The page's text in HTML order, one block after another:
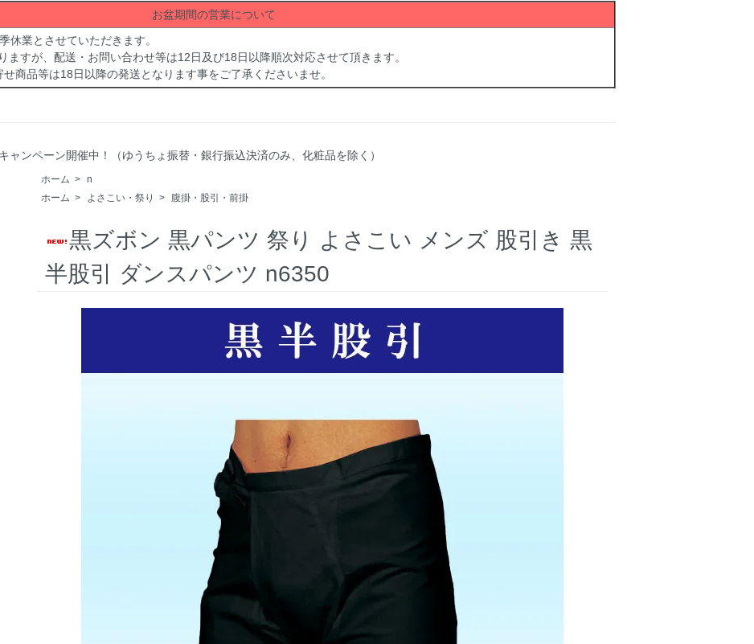
お盆期間の営業について
休業とさせていただきます。
ますが、配送・お問い合わせ等は12日及び18日以降順次対応させて頂きます。
商品等は18日以降の発送となります事をご了承くださいませ。
ンペーン開催中！（ゆうちょ振替・銀行振込決済のみ、化粧品を除く）
ホーム > n
ホーム > よさこい・祭り > 腹掛・股引・前掛
黒ズボン 黒パンツ 祭り よさこい メンズ 股引き 黒
半股引 ダンスパンツ n6350